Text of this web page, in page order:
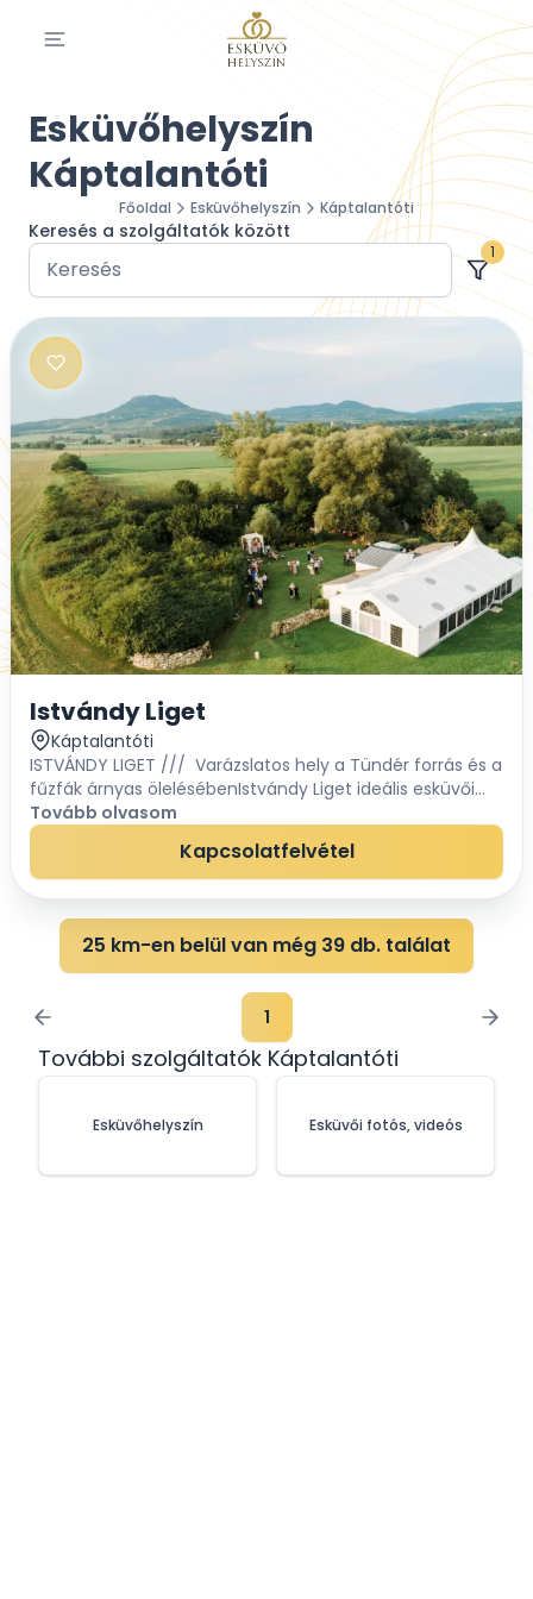
Esküvőhelyszín
Káptalantóti
Főoldal Esküvőhelyszín Káptalantóti
Keresés a szolgáltatók között
1
Istvándy Liget
Káptalantóti
ISTVÁNDY LIGET /// Varázslatos hely a Tündér forrás és a
fűzfák árnyas ölelésébenIstvándy Liget ideális esküvői
helyszín mindazok számára, akiket megérint a vidéki
romantika bája és a Nagy Napon...
Tovább olvasom
Kapcsolatfelvétel
25 km-en belül van még 39 db. találat
1
További szolgáltatók Káptalantóti
Esküvőhelyszín Esküvői fotós, videós